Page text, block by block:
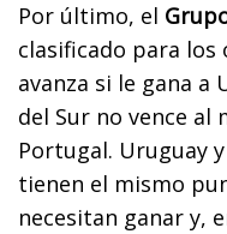
Por último, el
clasificado para los
avanza si le gana a
del Sur no vence al
Portugal. Uruguay
tienen el mismo
necesitan ganar y,